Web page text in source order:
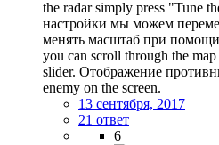
the radar simply press "Tune
настройки мы можем
менять масштаб при
you can scroll through the
slider. Отображение
enemy on the screen.
13 сентября, 2017
21 ответ
6